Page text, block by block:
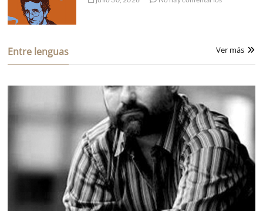
Entre lenguas Ver más